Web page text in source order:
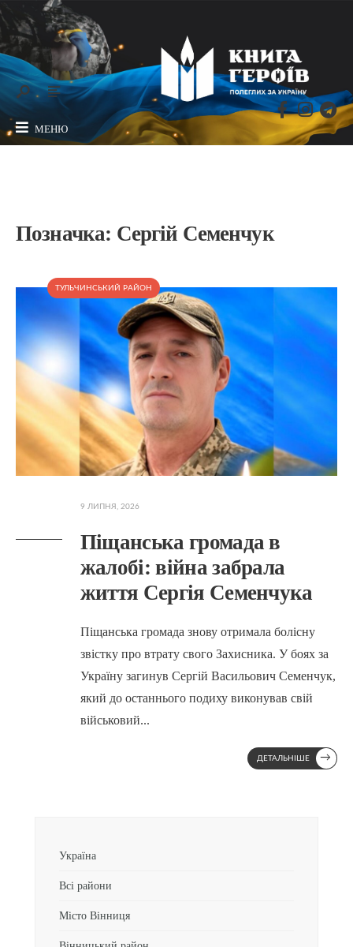
МЕНЮ
Позначка: Сергій Семенчук
ТУЛЬЧИНСЬКИЙ РАЙОН
9 ЛИПНЯ, 2026
Піщанська громада в
жалобі: війна забрала
життя Сергія Семенчука
Піщанська громада знову отримала болісну
звістку про втрату свого Захисника. У боях за
Україну загинув Сергій Васильович Семенчук,
який до останнього подиху виконував свій
військовий...
ДЕТАЛЬНІШЕ →
Україна
Всі райони
Місто Вінниця